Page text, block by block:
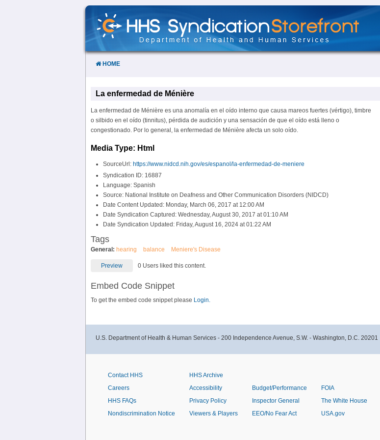
Skip
Content
HOME
La enfermedad de Ménière
La enfermedad de Ménière es una anomalía en el oído interno que causa mareos fuertes (vértigo), timbre
o silbido en el oído (tinnitus), pérdida de audición y una sensación de que el oído está lleno o
congestionado. Por lo general, la enfermedad de Ménière afecta un solo oído.
Media Type: Html
SourceUrl: https://www.nidcd.nih.gov/es/espanol/la-enfermedad-de-meniere
Syndication ID: 16887
Language: Spanish
Source: National Institute on Deafness and Other Communication Disorders (NIDCD)
Date Content Updated: Monday, March 06, 2017 at 12:00 AM
Date Syndication Captured: Wednesday, August 30, 2017 at 01:10 AM
Date Syndication Updated: Friday, August 16, 2024 at 01:22 AM
Tags
General: hearing balance Meniere's Disease
Preview 0 Users liked this content.
Embed Code Snippet
To get the embed code snippet please Login.
U.S. Department of Health & Human Services - 200 Independence Avenue, S.W. - Washington, D.C. 20201
Contact HHS
Careers
HHS FAQs
Nondiscrimination Notice
HHS Archive
Accessibility
Privacy Policy
Viewers & Players
Budget/Performance
Inspector General
EEO/No Fear Act
FOIA
The White House
USA.gov